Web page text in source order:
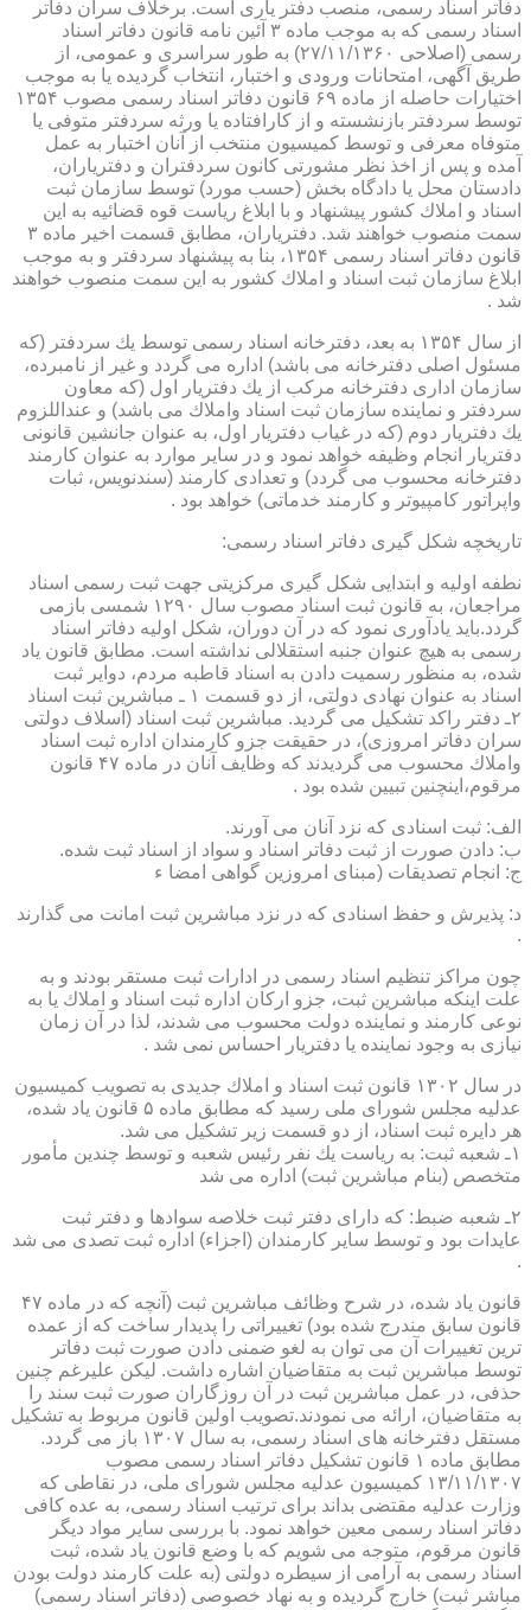
دفاتر اسناد رسمی، منصب دفتر یاری است. برخلاف سران دفاتر
اسناد رسمی كه به موجب ماده ۳ آئین نامه قانون دفاتر اسناد
رسمی (اصلاحی ۲۷/۱۱/۱۳۶۰) به طور سراسری و عمومی، از
طریق آگهی، امتحانات ورودی و اختبار، انتخاب گردیده یا به موجب
اختیارات حاصله از ماده ۶۹ قانون دفاتر اسناد رسمی مصوب ۱۳۵۴
توسط سردفتر بازنشسته و از كارافتاده یا ورثه سردفتر متوفی یا
متوفاه معرفی و توسط كمیسیون منتخب از آنان اختبار به عمل
آمده و پس از اخذ نظر مشورتی كانون سردفتران و دفتریاران،
دادستان محل یا دادگاه بخش (حسب مورد) توسط سازمان ثبت
اسناد و املاك كشور پیشنهاد و با ابلاغ ریاست قوه قضائیه به این
سمت منصوب خواهند شد. دفتریاران، مطابق قسمت اخیر ماده ۳
قانون دفاتر اسناد رسمی ۱۳۵۴، بنا به پیشنهاد سردفتر و به موجب
ابلاغ سازمان ثبت اسناد و املاك كشور به این سمت منصوب خواهند
شد .
از سال ۱۳۵۴ به بعد، دفترخانه اسناد رسمی توسط یك سردفتر (كه
مسئول اصلی دفترخانه می باشد) اداره می گردد و غیر از نامبرده،
سازمان اداری دفترخانه مركب از یك دفتریار اول (كه معاون
سردفتر و نماینده سازمان ثبت اسناد واملاك می باشد) و عنداللزوم
یك دفتریار دوم (كه در غیاب دفتریار اول، به عنوان جانشین قانونی
دفتریار انجام وظیفه خواهد نمود و در سایر موارد به عنوان كارمند
دفترخانه محسوب می گردد) و تعدادی كارمند (سندنویس، ثبات
واپراتور كامپیوتر و كارمند خدماتی) خواهد بود .
تاریخچه شكل گیری دفاتر اسناد رسمی:
نطفه اولیه و ابتدایی شكل گیری مركزیتی جهت ثبت رسمی اسناد
مراجعان، به قانون ثبت اسناد مصوب سال ۱۲۹۰ شمسی بازمی
گردد.باید یادآوری نمود كه در آن دوران، شكل اولیه دفاتر اسناد
رسمی به هیچ عنوان جنبه استقلالی نداشته است. مطابق قانون یاد
شده، به منظور رسمیت دادن به اسناد قاطبه مردم، دوایر ثبت
اسناد به عنوان نهادی دولتی، از دو قسمت ۱ ـ مباشرین ثبت اسناد
۲ـ دفتر راكد تشكیل می گردید. مباشرین ثبت اسناد (اسلاف دولتی
سران دفاتر امروزی)، در حقیقت جزو كارمندان اداره ثبت اسناد
واملاك محسوب می گردیدند كه وظایف آنان در ماده ۴۷ قانون
مرقوم،اینچنین تبیین شده بود .
الف: ثبت اسنادی كه نزد آنان می آورند.
ب: دادن صورت از ثبت دفاتر اسناد و سواد از اسناد ثبت شده.
ج: انجام تصدیقات (مبنای امروزین گواهی امضا ء
د: پذیرش و حفظ اسنادی كه در نزد مباشرین ثبت امانت می گذارند
.
چون مراكز تنظیم اسناد رسمی در ادارات ثبت مستقر بودند و به
علت اینكه مباشرین ثبت، جزو اركان اداره ثبت اسناد و املاك یا به
نوعی كارمند و نماینده دولت محسوب می شدند، لذا در آن زمان
نیازی به وجود نماینده یا دفتریار احساس نمی شد .
در سال ۱۳۰۲ قانون ثبت اسناد و املاك جدیدی به تصویب كمیسیون
عدلیه مجلس شورای ملی رسید كه مطابق ماده ۵ قانون یاد شده،
هر دایره ثبت اسناد، از دو قسمت زیر تشكیل می شد.
۱ـ شعبه ثبت: به ریاست یك نفر رئیس شعبه و توسط چندین مأمور
متخصص (بنام مباشرین ثبت) اداره می شد
۲ـ شعبه ضبط: كه دارای دفتر ثبت خلاصه سوادها و دفتر ثبت
عایدات بود و توسط سایر كارمندان (اجزاء) اداره ثبت تصدی می شد
.
قانون یاد شده، در شرح وظائف مباشرین ثبت (آنچه كه در ماده ۴۷
قانون سابق مندرج شده بود) تغییراتی را پدیدار ساخت كه از عمده
ترین تغییرات آن می توان به لغو ضمنی دادن صورت ثبت دفاتر
توسط مباشرین ثبت به متقاضیان اشاره داشت. لیكن علیرغم چنین
حذفی، در عمل مباشرین ثبت در آن روزگاران صورت ثبت سند را
به متقاضیان، ارائه می نمودند.تصویب اولین قانون مربوط به تشكیل
مستقل دفترخانه های اسناد رسمی، به سال ۱۳۰۷ باز می گردد.
مطابق ماده ۱ قانون تشكیل دفاتر اسناد رسمی مصوب
۱۳/۱۱/۱۳۰۷ كمیسیون عدلیه مجلس شورای ملی، در نقاطی كه
وزارت عدلیه مقتضی بداند برای ترتیب اسناد رسمی، به عده كافی
دفاتر اسناد رسمی معین خواهد نمود. با بررسی سایر مواد دیگر
قانون مرقوم، متوجه می شویم كه با وضع قانون یاد شده، ثبت
اسناد رسمی به آرامی از سیطره دولتی (به علت كارمند دولت بودن
مباشر ثبت) خارج گردیده و به نهاد خصوصی (دفاتر اسناد رسمی)